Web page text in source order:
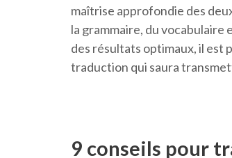
maîtrise approfondie des
la grammaire, du
des résultats optimaux, il est
traduction qui saura
9 conseils pour